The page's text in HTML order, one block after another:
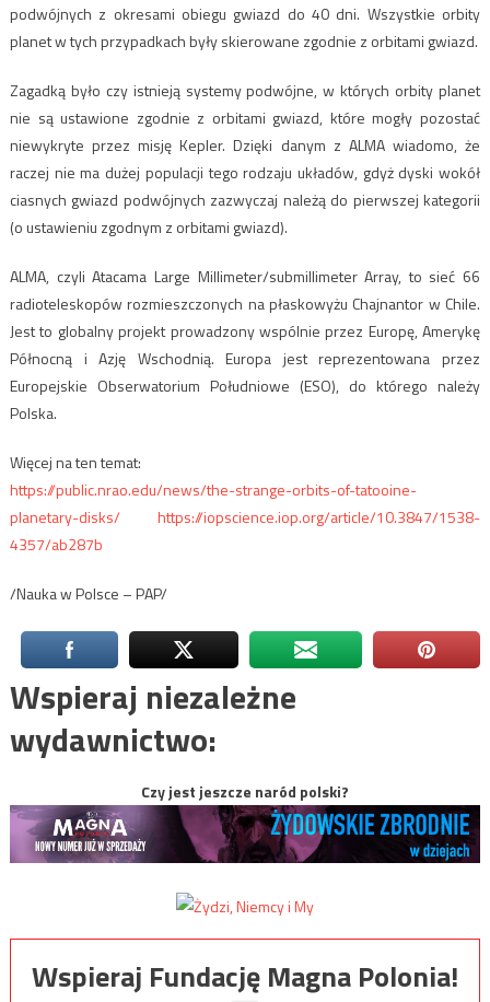
podwójnych z okresami obiegu gwiazd do 40 dni. Wszystkie orbity
planet w tych przypadkach były skierowane zgodnie z orbitami gwiazd.
Zagadką było czy istnieją systemy podwójne, w których orbity planet
nie są ustawione zgodnie z orbitami gwiazd, które mogły pozostać
niewykryte przez misję Kepler. Dzięki danym z ALMA wiadomo, że
raczej nie ma dużej populacji tego rodzaju układów, gdyż dyski wokół
ciasnych gwiazd podwójnych zazwyczaj należą do pierwszej kategorii
(o ustawieniu zgodnym z orbitami gwiazd).
ALMA, czyli Atacama Large Millimeter/submillimeter Array, to sieć 66
radioteleskopów rozmieszczonych na płaskowyżu Chajnantor w Chile.
Jest to globalny projekt prowadzony wspólnie przez Europę, Amerykę
Północną i Azję Wschodnią. Europa jest reprezentowana przez
Europejskie Obserwatorium Południowe (ESO), do którego należy
Polska.
Więcej na ten temat:
https://public.nrao.edu/news/the-strange-orbits-of-tatooine-
planetary-disks/
https://iopscience.iop.org/article/10.3847/1538-
4357/ab287b
/Nauka w Polsce – PAP/
Wspieraj niezależne
wydawnictwo:
Czy jest jeszcze naród polski?
Wspieraj Fundację Magna Polonia!